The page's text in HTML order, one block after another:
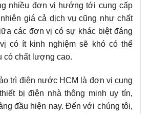
nhiều đơn vị hướng tới cung cấp
giá cả dịch vụ cũng như chất
các đơn vị có sự khác biệt đáng
có ít kinh nghiệm sẽ khó có thể
có chất lượng cao.
trì điện nước HCM là đơn vị cung
bị điện nhà thông minh uy tín,
đầu hiện nay. Đến với chúng tôi,